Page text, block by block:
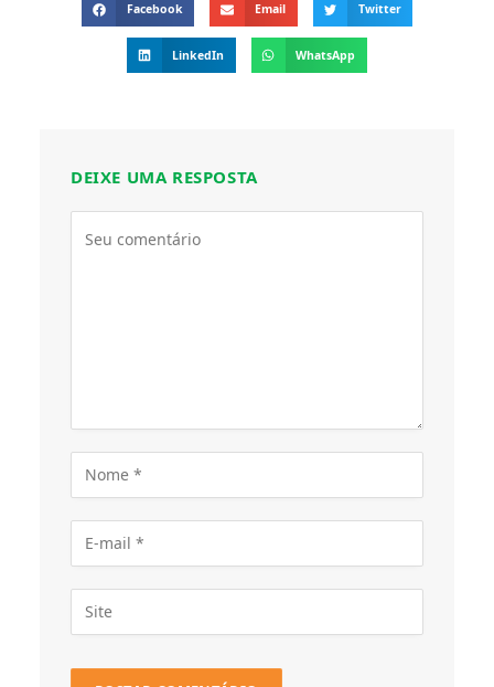
Facebook Email Twitter
LinkedIn WhatsApp
DEIXE UMA RESPOSTA